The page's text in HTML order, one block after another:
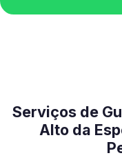
Serviços de
Alto da